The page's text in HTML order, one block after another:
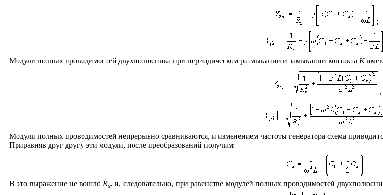
;
Модули полных проводимостей двухполюсника при периодическом размыкании и замыкании контакта K
,
Модули полных проводимостей непрерывно сравниваются, и изменением частоты генератора схема
Приравняв друг другу эти модули, после преобразований получим:
.
В это выражение не вошло Rx, и, следовательно, при равенстве модулей полных проводимостей